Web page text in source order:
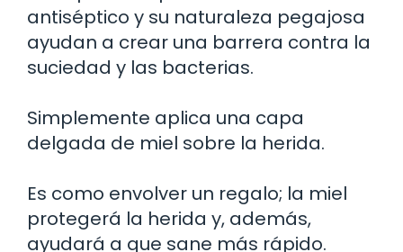
antiséptico y su naturaleza pegajosa
ayudan a crear una barrera contra la
suciedad y las bacterias.
Simplemente aplica una capa
delgada de miel sobre la herida.
Es como envolver un regalo; la miel
protegerá la herida y, además,
ayudará a que sane más rápido.